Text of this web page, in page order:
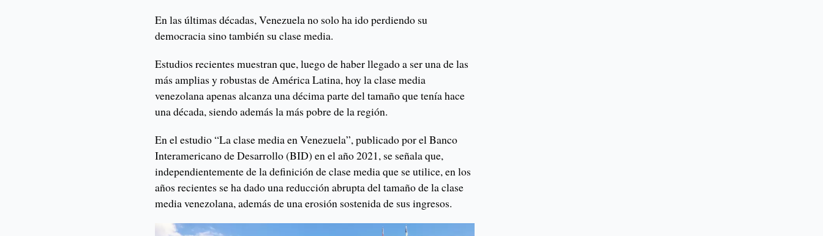
En las últimas décadas, Venezuela no solo ha ido perdiendo su
democracia sino también su clase media.
Estudios recientes muestran que, luego de haber llegado a ser una de las
más amplias y robustas de América Latina, hoy la clase media
venezolana apenas alcanza una décima parte del tamaño que tenía hace
una década, siendo además la más pobre de la región.
En el estudio “La clase media en Venezuela”, publicado por el Banco
Interamericano de Desarrollo (BID) en el año 2021, se señala que,
independientemente de la definición de clase media que se utilice, en los
años recientes se ha dado una reducción abrupta del tamaño de la clase
media venezolana, además de una erosión sostenida de sus ingresos.